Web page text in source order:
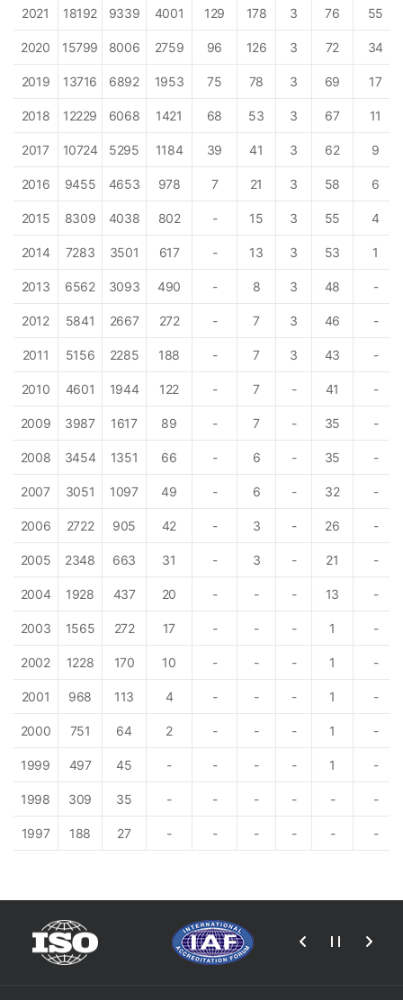
2021 18192 9339 4001 129 178 3 76 55
2020 15799 8006 2759 96 126 3 72 34
2019 13716 6892 1953 75 78 3 69 17
2018 12229 6068 1421 68 53 3 67 11
2017 10724 5295 1184 39 41 3 62 9
2016 9455 4653 978 7 21 3 58 6
2015 8309 4038 802 - 15 3 55 4
2014 7283 3501 617 - 13 3 53 1
2013 6562 3093 490 - 8 3 48 -
2012 5841 2667 272 - 7 3 46 -
2011 5156 2285 188 - 7 3 43 -
2010 4601 1944 122 - 7 - 41 -
2009 3987 1617 89 - 7 - 35 -
2008 3454 1351 66 - 6 - 35 -
2007 3051 1097 49 - 6 - 32 -
2006 2722 905 42 - 3 - 26 -
2005 2348 663 31 - 3 - 21 -
2004 1928 437 20 - - - 13 -
2003 1565 272 17 - - - 1 -
2002 1228 170 10 - - - 1 -
2001 968 113 4 - - - 1 -
2000 751 64 2 - - - 1 -
1999 497 45 - - - - 1 -
1998 309 35 - - - - - -
1997 188 27 - - - - - -